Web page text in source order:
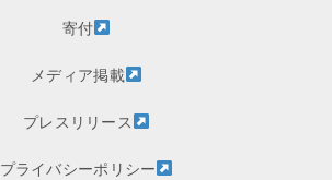
寄付
メディア掲載
プレスリリース
プライバシーポリシー